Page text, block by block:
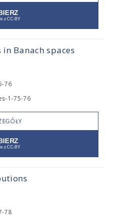
Banach spaces
76
1-75-76
78